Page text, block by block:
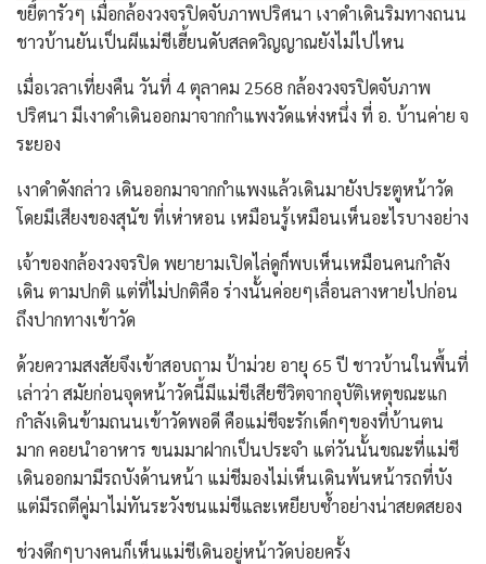
ขยี้ตารัวๆ เมื่อกล้องวงจรปิดจับภาพปริศนา เงาดำเดินริมทางถนน
ชาวบ้านยันเป็นผีแม่ชีเฮี้ยนดับสลดวิญญาณยังไม่ไปไหน
เมื่อเวลาเที่ยงคืน วันที่ 4 ตุลาคม 2568 กล้องวงจรปิดจับภาพ
ปริศนา มีเงาดำเดินออกมาจากกำแพงวัดแห่งหนึ่ง ที่ อ. บ้านค่าย จ
ระยอง
เงาดำดังกล่าว เดินออกมาจากกำแพงแล้วเดินมายังประตูหน้าวัด
โดยมีเสียงของสุนัข ที่เห่าหอน เหมือนรู้เหมือนเห็นอะไรบางอย่าง
เจ้าของกล้องวงจรปิด พยายามเปิดไล่ดูก็พบเห็นเหมือนคนกำลัง
เดิน ตามปกติ แต่ที่ไม่ปกติคือ ร่างนั้นค่อยๆเลื่อนลางหายไปก่อน
ถึงปากทางเข้าวัด
ด้วยความสงสัยจึงเข้าสอบถาม ป้าม่วย อายุ 65 ปี ชาวบ้านในพื้นที่
เล่าว่า สมัยก่อนจุดหน้าวัดนี้มีแม่ชีเสียชีวิตจากอุบัติเหตุขณะแก
กำลังเดินข้ามถนนเข้าวัดพอดี คือแม่ชีจะรักเด็กๆของที่บ้านตน
มาก คอยนำอาหาร ขนมมาฝากเป็นประจำ แต่วันนั้นขณะที่แม่ชี
เดินออกมามีรถบังด้านหน้า แม่ชีมองไม่เห็นเดินพ้นหน้ารถที่บัง
แต่มีรถตีคู่มาไม่ทันระวังชนแม่ชีและเหยียบซ้ำอย่างน่าสยดสยอง
ช่วงดึกๆบางคนก็เห็นแม่ชีเดินอยู่หน้าวัดบ่อยครั้ง